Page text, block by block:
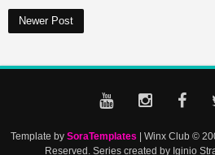
Newer Post
Template by SoraTemplates | Winx Club ©
Reserved. Series created by Iginio